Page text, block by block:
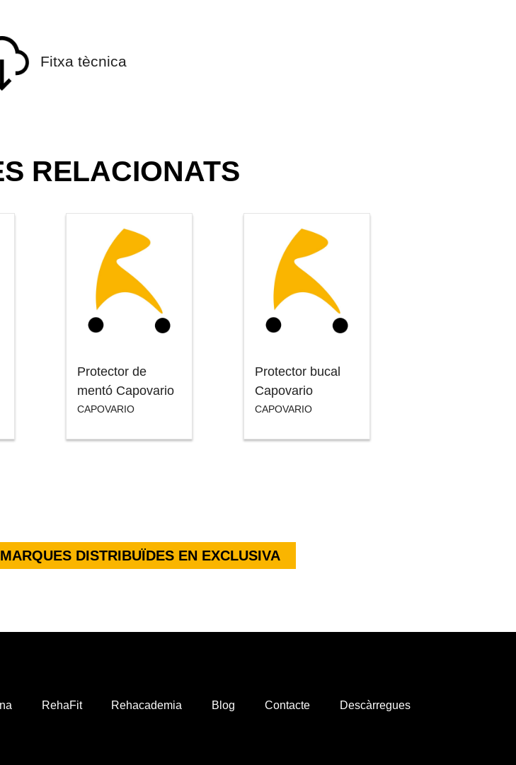
Fitxa tècnica
RELACIONATS
Protector de
mentó Capovario
CAPOVARIO
Protector bucal
Capovario
CAPOVARIO
DISTRIBUÏDES EN EXCLUSIVA
RehaFit Rehacademia Blog Contacte Descàrregues